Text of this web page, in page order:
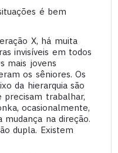
é bem
X, há muita
invisíveis em todos
mais jovens
os sêniores. Os
da hierarquia são
precisam trabalhar,
ocasionalmente,
mudança na direção.
dupla. Existem